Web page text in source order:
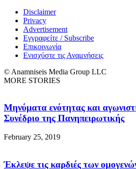
Disclaimer
Privacy
Advertisement
Εγγραφείτε / Subscribe
Επικοινωνία
Ενισχύστε τις Αναμνήσεις
© Anamniseis Media Group LLC
MORE STORIES
Μηνύματα ενότητας και
Συνέδριο της Πανηπειρωτικής
February 25, 2019
Έκλεψε τις καρδιές των